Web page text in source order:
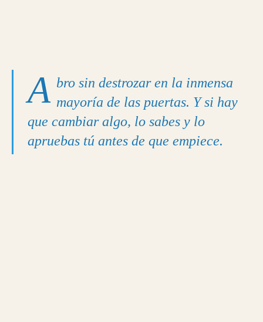
A bro sin destrozar en la inmensa
mayoría de las puertas. Y si hay
que cambiar algo, lo sabes y lo
apruebas tú antes de que empiece.